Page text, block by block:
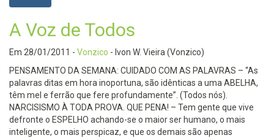
A Voz de Todos
Em 28/01/2011 - Vonzico - Ivon W. Vieira (Vonzico)
PENSAMENTO DA SEMANA: CUIDADO COM AS PALAVRAS – “As
palavras ditas em hora inoportuna, são idênticas a uma ABELHA,
têm mel e ferrão que fere profundamente”. (Todos nós).
NARCISISMO À TODA PROVA. QUE PENA! – Tem gente que vive
defronte o ESPELHO achando-se o maior ser humano, o mais
inteligente, o mais perspicaz, e que os demais são apenas